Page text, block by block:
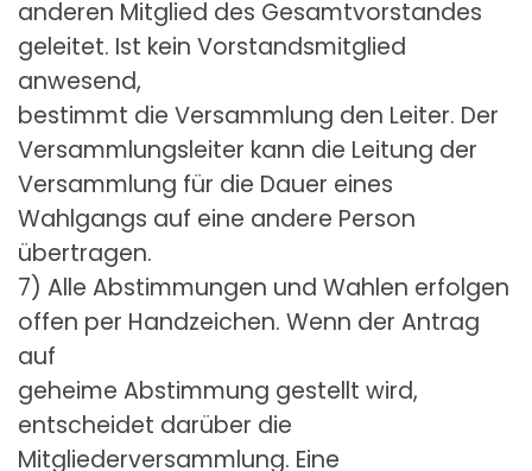
anderen Mitglied des Gesamtvorstandes
geleitet. Ist kein Vorstandsmitglied
anwesend,
bestimmt die Versammlung den Leiter. Der
Versammlungsleiter kann die Leitung der
Versammlung für die Dauer eines
Wahlgangs auf eine andere Person
übertragen.
7) Alle Abstimmungen und Wahlen erfolgen
offen per Handzeichen. Wenn der Antrag
auf
geheime Abstimmung gestellt wird,
entscheidet darüber die
Mitgliederversammlung. Eine